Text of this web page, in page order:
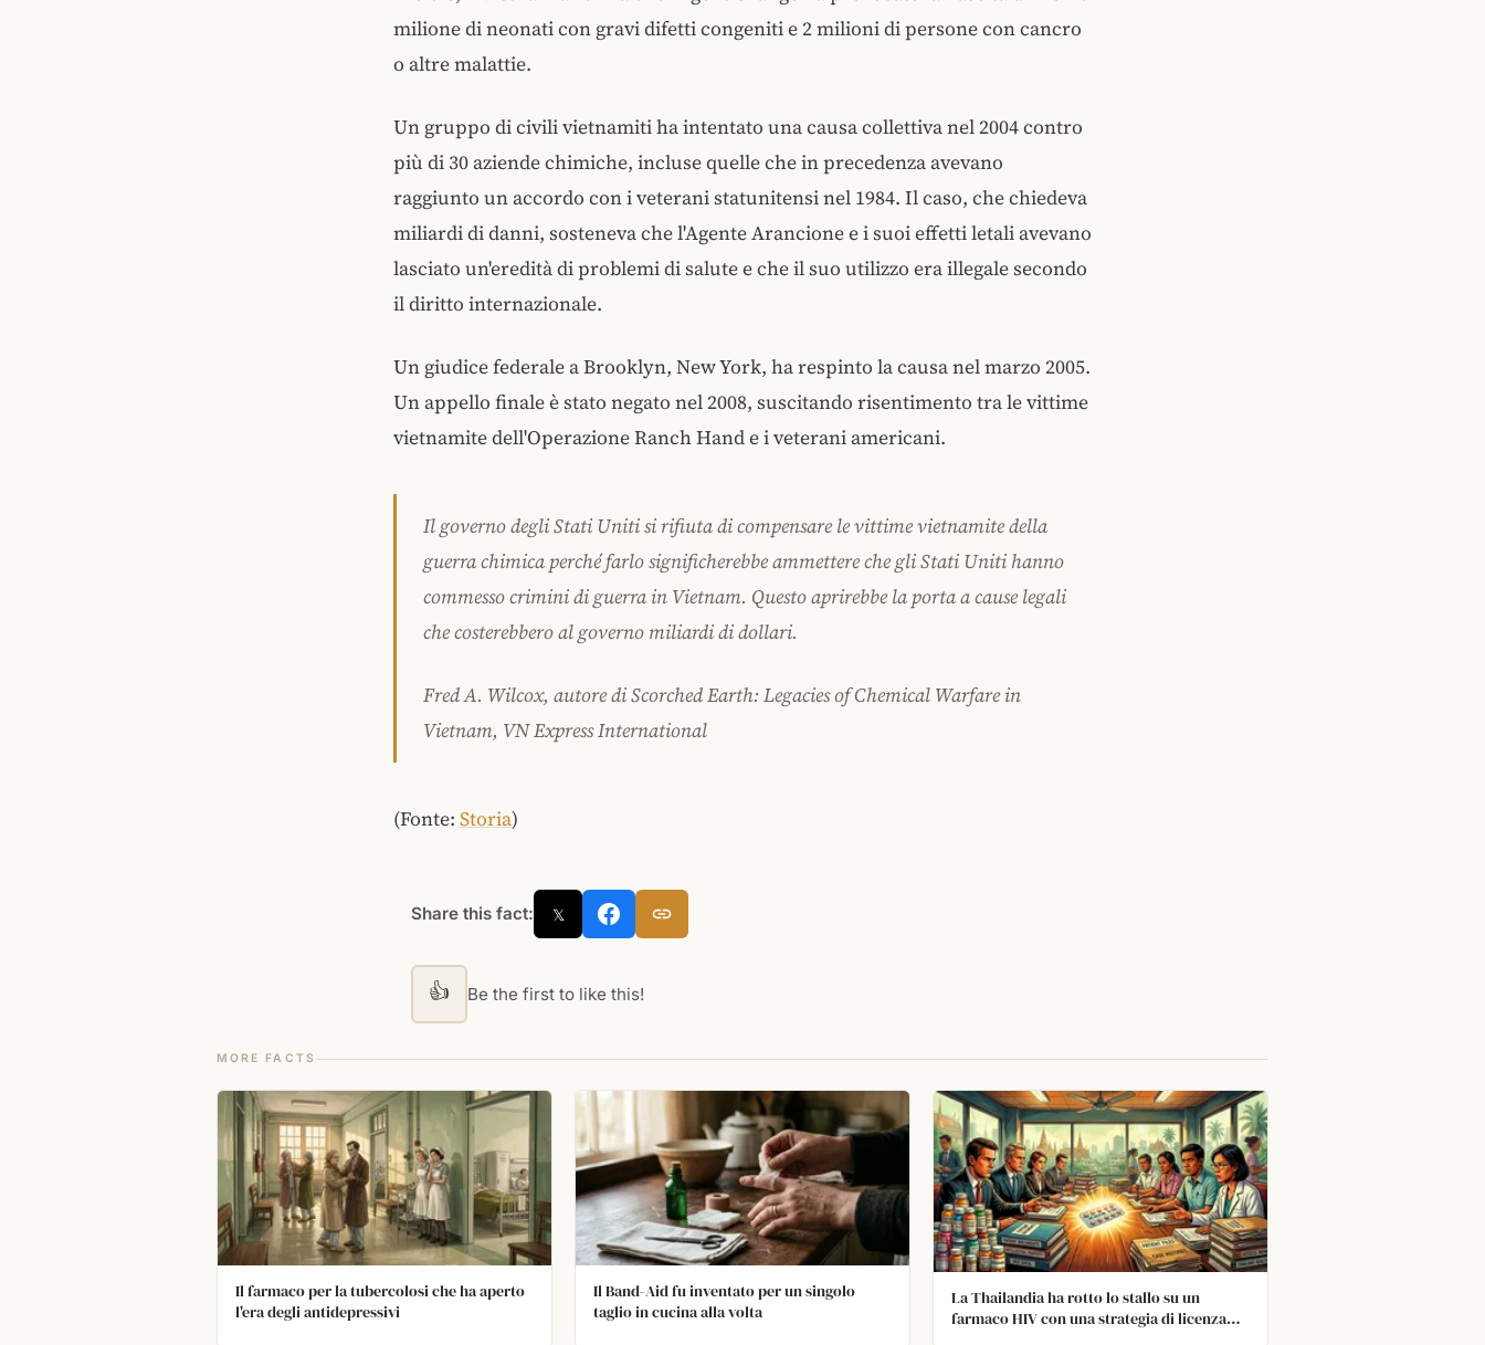
milione di neonati con gravi difetti congeniti e 2 milioni di persone con cancro
o altre malattie.
Un gruppo di civili vietnamiti ha intentato una causa collettiva nel 2004 contro
più di 30 aziende chimiche, incluse quelle che in precedenza avevano
raggiunto un accordo con i veterani statunitensi nel 1984. Il caso, che chiedeva
miliardi di danni, sosteneva che l'Agente Arancione e i suoi effetti letali avevano
lasciato un'eredità di problemi di salute e che il suo utilizzo era illegale secondo
il diritto internazionale.
Un giudice federale a Brooklyn, New York, ha respinto la causa nel marzo 2005.
Un appello finale è stato negato nel 2008, suscitando risentimento tra le vittime
vietnamite dell'Operazione Ranch Hand e i veterani americani.
Il governo degli Stati Uniti si rifiuta di compensare le vittime vietnamite della
guerra chimica perché farlo significherebbe ammettere che gli Stati Uniti hanno
commesso crimini di guerra in Vietnam. Questo aprirebbe la porta a cause legali
che costerebbero al governo miliardi di dollari.
Fred A. Wilcox, autore di Scorched Earth: Legacies of Chemical Warfare in
Vietnam, VN Express International
(Fonte: Storia)
Share this fact: 𝕏
👍 Be the first to like this!
MORE FACTS
Il farmaco per la tubercolosi che ha aperto
l'era degli antidepressivi
Il Band-Aid fu inventato per un singolo
taglio in cucina alla volta
La Thailandia ha rotto lo stallo su un
farmaco HIV con una strategia di licenza